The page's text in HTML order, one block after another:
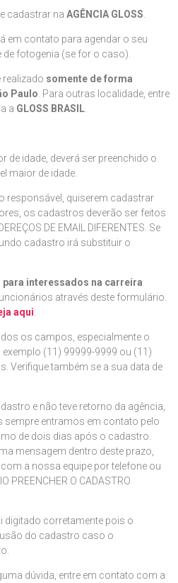
cadastrar na AGÊNCIA GLOSS
em contato para agendar o seu
fotogenia (se for o caso).
realizado somente de forma
Paulo . Para outras localidade, entre
a GLOSS BRASIL
de idade, deverá ser preenchido o
maior de idade.
responsável, quiserem cadastrar
os cadastros deverão ser feitos
DE EMAIL DIFERENTES. Se
cadastro irá substituir o
para interessados na carreira
através deste formulário.
aqui
os campos, especialmente o
(11) 99999-9999 ou (11)
Verifique também se a sua data de
e não teve retorno da agência,
sempre entramos em contato pelo
de dois dias após o cadastro.
mensagem dentro deste prazo,
a nossa equipe por telefone ou
PREENCHER O CADASTRO
digitado corretamente pois o
do cadastro caso o
dúvida, entre em contato com a